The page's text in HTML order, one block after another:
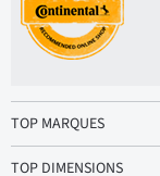
TOP MARQUES
TOP DIMENSIONS